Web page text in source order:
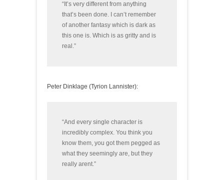
“It’s very different from anything
that’s been done. I can’t remember
of another fantasy which is dark as
this one is. Which is as gritty and is
real.”
Peter Dinklage (Tyrion Lannister):
“And every single character is
incredibly complex. You think you
know them, you got them pegged as
what they seemingly are, but they
really arent.”